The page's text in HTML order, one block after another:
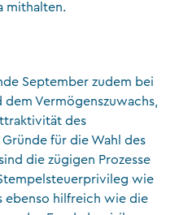
mithalten.
September zudem bei
Vermögenszuwachs,
des
für die Wahl des
die zügigen Prozesse
wie
ebenso hilfreich wie die